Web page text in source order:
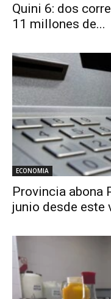
Quini 6: dos
11 millones de...
ECONOMIA
Provincia abona
junio desde este